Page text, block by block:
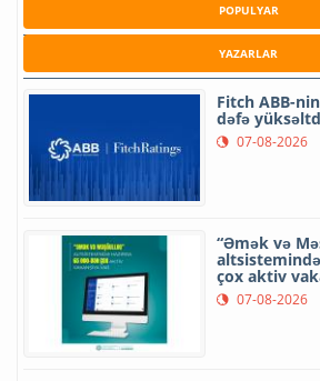
POPULYAR
YAZARLAR
Fitch ABB-
dəfə
07-08-2026
“Əmək və
çox aktiv
07-08-2026